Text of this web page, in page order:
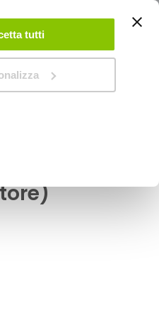
tutti
UN ACCOUNT CONTATTACI